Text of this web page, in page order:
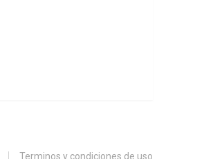
Terminos y condiciones de uso